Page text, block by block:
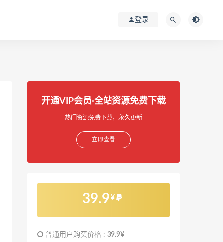
登录
开通VIP会员·全站资源免费下载
热门资源免费下载，永久更新
立即查看
39.9 ¥
普通用户购买价格 : 39.9¥